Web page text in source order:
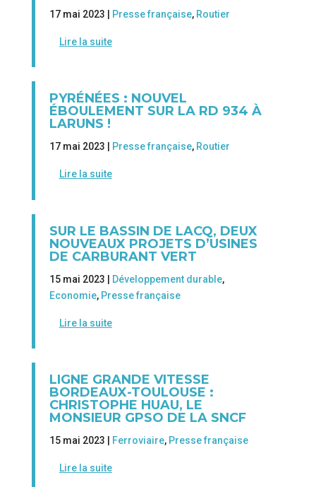
17 mai 2023 | Presse française, Routier
Lire la suite
PYRÉNÉES : NOUVEL
ÉBOULEMENT SUR LA RD 934 À
LARUNS !
17 mai 2023 | Presse française, Routier
Lire la suite
SUR LE BASSIN DE LACQ, DEUX
NOUVEAUX PROJETS D’USINES
DE CARBURANT VERT
15 mai 2023 | Développement durable,
Economie, Presse française
Lire la suite
LIGNE GRANDE VITESSE
BORDEAUX-TOULOUSE :
CHRISTOPHE HUAU, LE
MONSIEUR GPSO DE LA SNCF
15 mai 2023 | Ferroviaire, Presse française
Lire la suite